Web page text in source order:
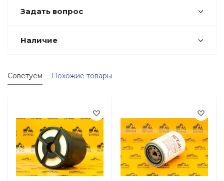
Задать вопрос
Наличие
Советуем Похожие товары